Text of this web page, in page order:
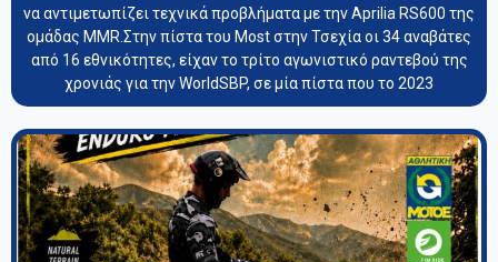
να αντιμετωπίζει τεχνικά προβλήματα με την Aprilia RS600 της
ομάδας MMR.Στην πίστα του Most στην Τσεχία οι 34 αναβάτες
από 16 εθνικότητες, είχαν το τρίτο αγωνιστικό ραντεβού της
χρονιάς για την WorldSBP, σε μία πίστα που το 2023